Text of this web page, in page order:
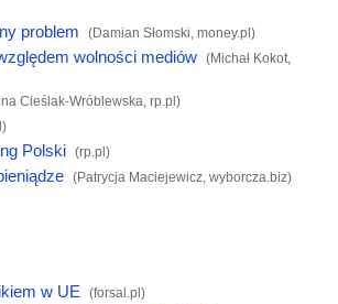
problem (Damian Słomski, money.pl)
wolności mediów (Michał Kokot,
Cieślak-Wróblewska, rp.pl)
)
Polski (rp.pl)
(Patrycja Maciejewicz, wyborcza.biz)
w UE (forsal.pl)